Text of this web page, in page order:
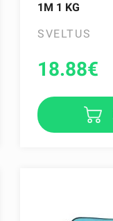
1M 1 KG
SVELTUS
18.88€